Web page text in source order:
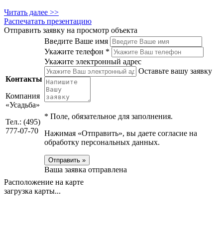
Читать далее >>
Распечатать презентацию
Отправить заявку на просмотр объекта
Контакты
Компания
«Усадьба»
Тел.: (495)
777-07-70
Введите Ваше имя
Укажите телефон *
Укажите электронный адрес
Оставьте вашу заявку
* Поле, обязательное для заполнения.
Нажимая «Отправить», вы даете согласие на
обработку персональных данных.
Отправить »
Ваша заявка отправлена
Расположение на карте
загрузка карты...